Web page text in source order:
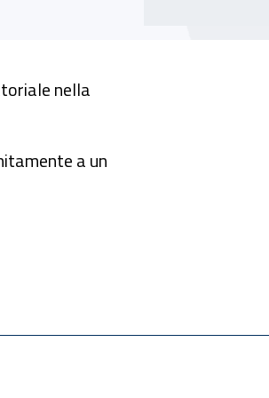
nella
a un